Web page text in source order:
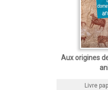
Aux origines
Livre